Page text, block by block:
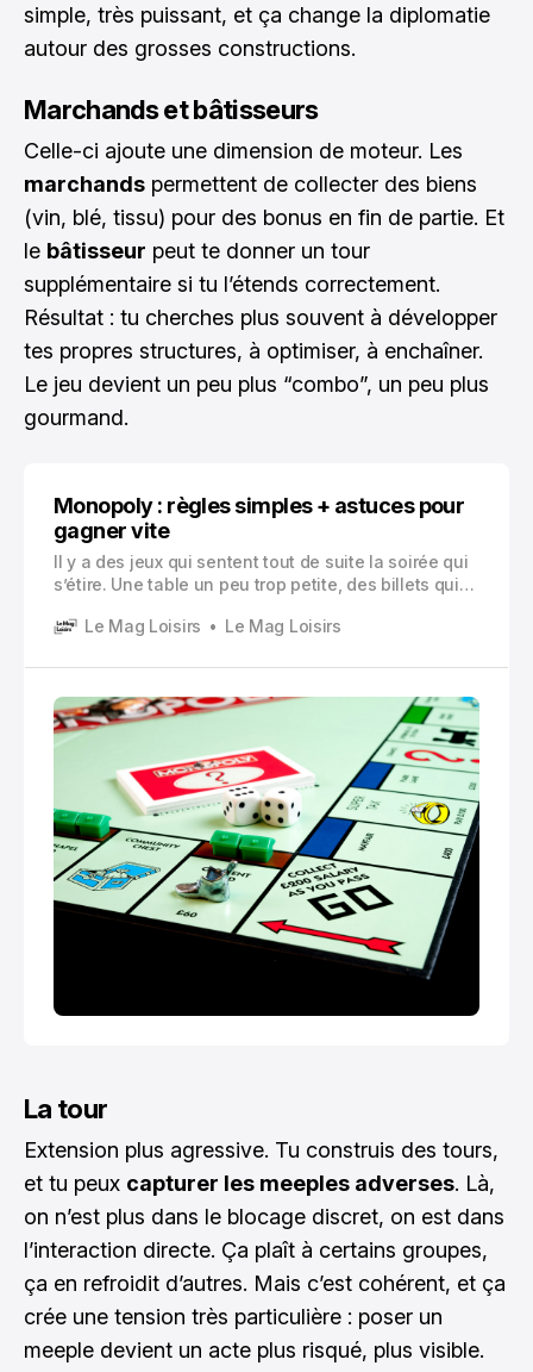
simple, très puissant, et ça change la diplomatie
autour des grosses constructions.
Marchands et bâtisseurs
Celle-ci ajoute une dimension de moteur. Les
marchands permettent de collecter des biens
(vin, blé, tissu) pour des bonus en fin de partie. Et
le bâtisseur peut te donner un tour
supplémentaire si tu l’étends correctement.
Résultat : tu cherches plus souvent à développer
tes propres structures, à optimiser, à enchaîner.
Le jeu devient un peu plus “combo”, un peu plus
gourmand.
Monopoly : règles simples + astuces pour
gagner vite
Il y a des jeux qui sentent tout de suite la soirée qui
s’étire. Une table un peu trop petite, des billets qui
chapeau ou la voiture, et cette phrase qu’on entend
recommence ou on s’arrête là ?
Le Mag Loisirs Le Mag Loisirs
La tour
Extension plus agressive. Tu construis des tours,
et tu peux capturer les meeples adverses. Là,
on n’est plus dans le blocage discret, on est dans
l’interaction directe. Ça plaît à certains groupes,
ça en refroidit d’autres. Mais c’est cohérent, et ça
crée une tension très particulière : poser un
meeple devient un acte plus risqué, plus visible.